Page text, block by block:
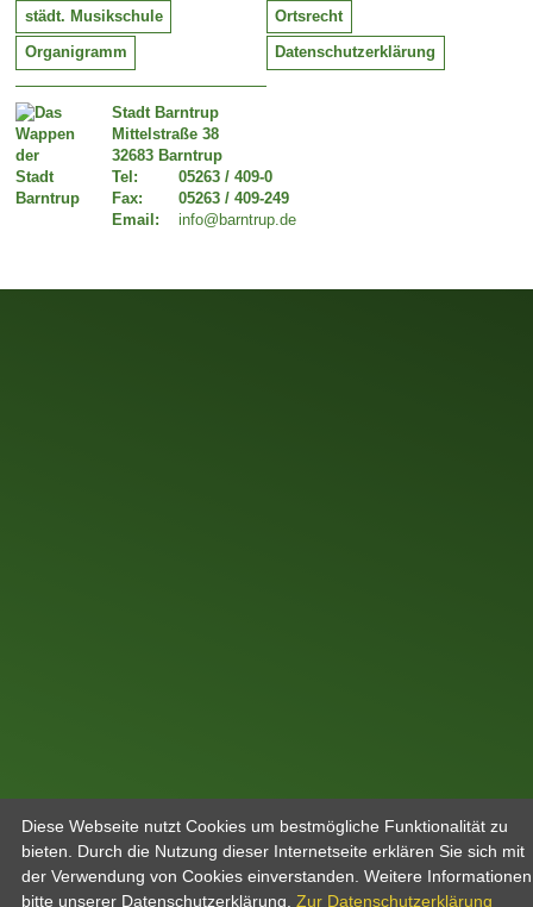
Stadt Barntrup
Mittelstraße 38
32683 Barntrup
Tel:
Fax:
Email:
05263 / 409-0
05263 / 409-249
info@barntrup.de
städt. Musikschule Ortsrecht
Organigramm Datenschutzerklärung
Diese Webseite nutzt Cookies um bestmögliche Funktionalität zu
bieten. Durch die Nutzung dieser Internetseite erklären Sie sich mit
der Verwendung von Cookies einverstanden. Weitere
bitte unserer Datenschutzerklärung. Zur Datenschutzerklärung